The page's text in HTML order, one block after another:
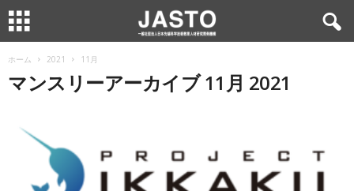
ホーム 2021 11月
マンスリーアーカイブ 11月 2021